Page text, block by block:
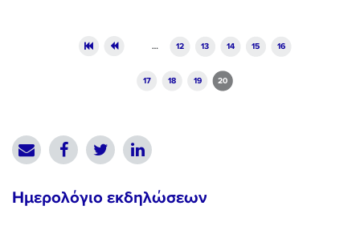
… 12 13 14 15 16
17 18 19 20
Ημερολόγιο εκδηλώσεων